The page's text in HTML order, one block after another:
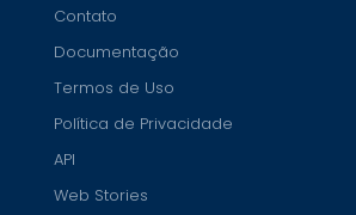
Contato
Documentação
Termos de Uso
Política de Privacidade
API
Web Stories